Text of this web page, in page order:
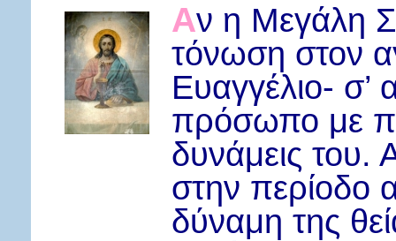
Αν η Μεγάλη
τόνωση στον
Ευαγγέλιο- σ’
πρόσωπο με
δυνάμεις του.
στην περίοδο
δύναμη της